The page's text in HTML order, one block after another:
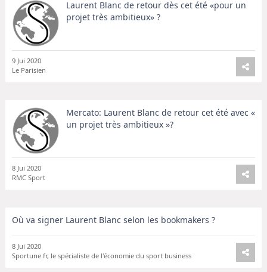
Laurent Blanc de retour dès cet été «pour un
projet très ambitieux» ?
9 Jui 2020
Le Parisien
Mercato: Laurent Blanc de retour cet été avec «
un projet très ambitieux »?
8 Jui 2020
RMC Sport
Où va signer Laurent Blanc selon les bookmakers ?
8 Jui 2020
Sportune.fr, le spécialiste de l'économie du sport business